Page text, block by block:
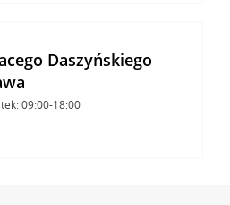
Daszyńskiego
09:00-18:00